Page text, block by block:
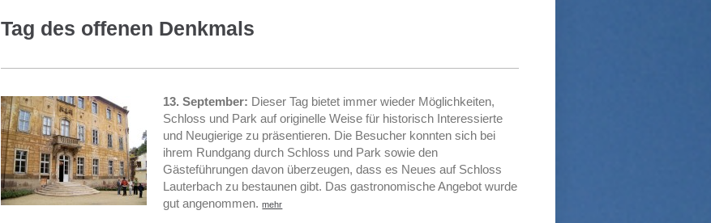
Tag des offenen Denkmals
13. September: Dieser Tag bietet immer wieder Möglichkeiten,
Schloss und Park auf originelle Weise für historisch Interessierte
und Neugierige zu präsentieren. Die Besucher konnten sich bei
ihrem Rundgang durch Schloss und Park sowie den
Gästeführungen davon überzeugen, dass es Neues auf Schloss
Lauterbach zu bestaunen gibt. Das gastronomische Angebot wurde
gut angenommen.mehr